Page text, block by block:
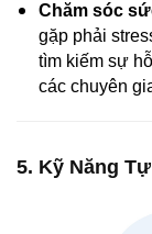
Chăm sóc
gặp phải
tìm kiếm sự
các chuyên
5. Kỹ Năng